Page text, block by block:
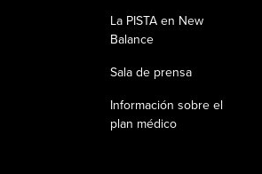
La PISTA en New
Balance
Sala de prensa
Información sobre el
plan médico